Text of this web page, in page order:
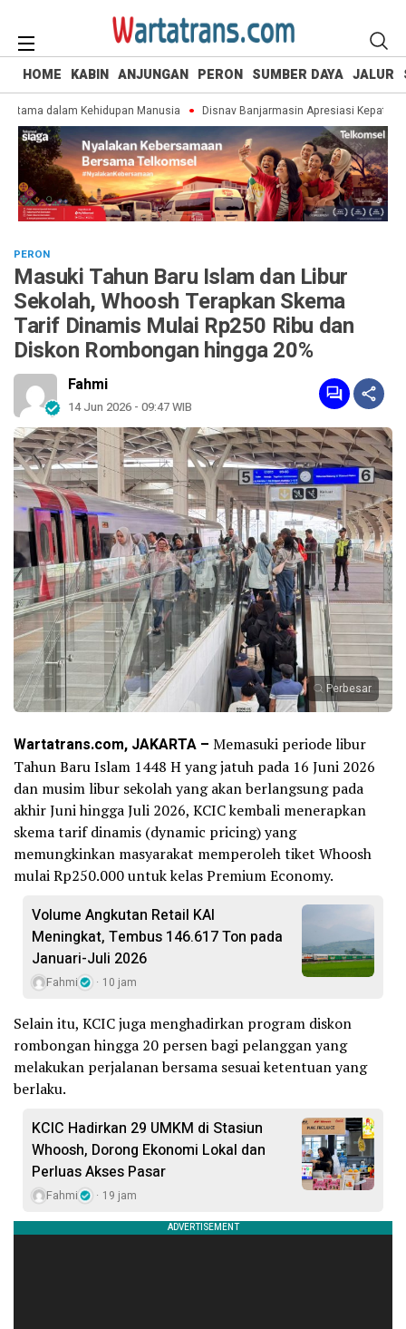
HOME KABIN ANJUNGAN PERON SUMBER DAYA JALUR
dalam Kehidupan Manusia Disnav Banjarmasin Apresiasi Kepatuhan
PERON
Masuki Tahun Baru Islam dan Libur
Sekolah, Whoosh Terapkan Skema
Tarif Dinamis Mulai Rp250 Ribu dan
Diskon Rombongan hingga 20%
Fahmi
14 Jun 2026 - 09:47 WIB
Perbesar
Wartatrans.com, JAKARTA – Memasuki periode libur
Tahun Baru Islam 1448 H yang jatuh pada 16 Juni 2026
dan musim libur sekolah yang akan berlangsung pada
akhir Juni hingga Juli 2026, KCIC kembali menerapkan
skema tarif dinamis (dynamic pricing) yang
memungkinkan masyarakat memperoleh tiket Whoosh
mulai Rp250.000 untuk kelas Premium Economy.
Volume Angkutan Retail KAI
Meningkat, Tembus 146.617 Ton pada
Januari-Juli 2026
Fahmi 10 jam
Selain itu, KCIC juga menghadirkan program diskon
rombongan hingga 20 persen bagi pelanggan yang
melakukan perjalanan bersama sesuai ketentuan yang
berlaku.
KCIC Hadirkan 29 UMKM di Stasiun
Whoosh, Dorong Ekonomi Lokal dan
Perluas Akses Pasar
Fahmi 19 jam